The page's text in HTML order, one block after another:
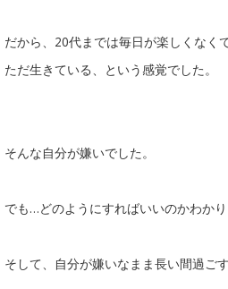
だから、20代までは毎日が楽しくなく
ただ生きている、という感覚でした。
そんな自分が嫌いでした。
でも…どのようにすればいいのかわかり
そして、自分が嫌いなまま長い間過ご